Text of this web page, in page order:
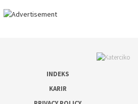
INDEKS
KARIR